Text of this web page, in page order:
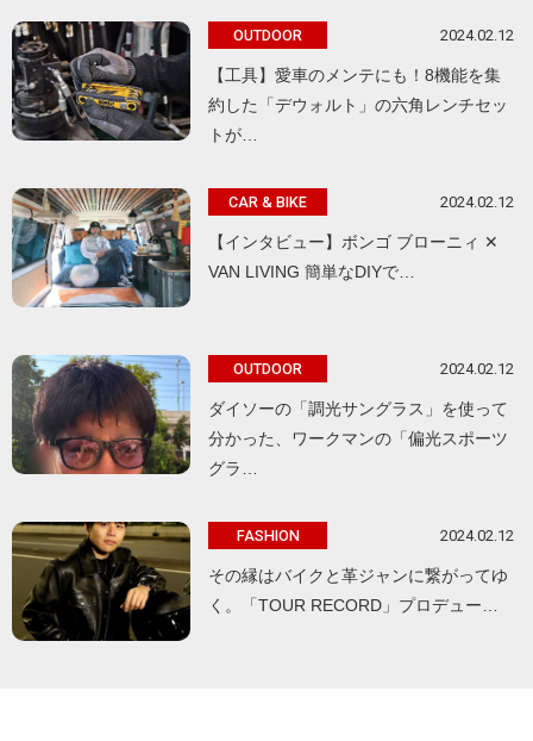
OUTDOOR 2024.02.12
【工具】愛車のメンテにも！8機能を集
約した「デウォルト」の六角レンチセッ
トが…
CAR & BIKE 2024.02.12
【インタビュー】ボンゴ ブローニィ ✕
VAN LIVING 簡単なDIYで…
OUTDOOR 2024.02.12
ダイソーの「調光サングラス」を使って
分かった、ワークマンの「偏光スポーツ
グラ…
FASHION 2024.02.12
その縁はバイクと革ジャンに繋がってゆ
く。「TOUR RECORD」プロデュー…